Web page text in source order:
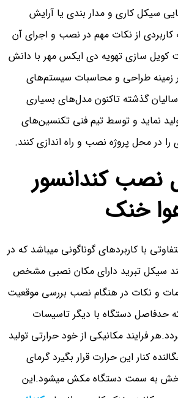
سیکل کاری و مدار بندی یا آرایش
از نکات مهم در نصب و اجرای آن
سازی تهویه دی ایکس مهر با دانش
طراحی و محاسبات سیستم‌های
گذشته تاکنون مدل‌های بسیاری
نماید و توسط تیم فنی تکنسین‌های
را در محل پروژه نصب و راه اندازی کنند.
نصب کندانسور
خنک
با کاربردهای گوناگونی میباشد که در
سیکل تبرید دارای مکان نصبی مشخص
و نکات در هنگام نصب بررسی موقعیت
حدفاصل دستگاه با دیگر تاسیسات
فرایند مکانیکی از خود حرارتی تولید
کنار این حرارت قرار بگیرد گرمای
به سمت دستگاه مکش میشود.این